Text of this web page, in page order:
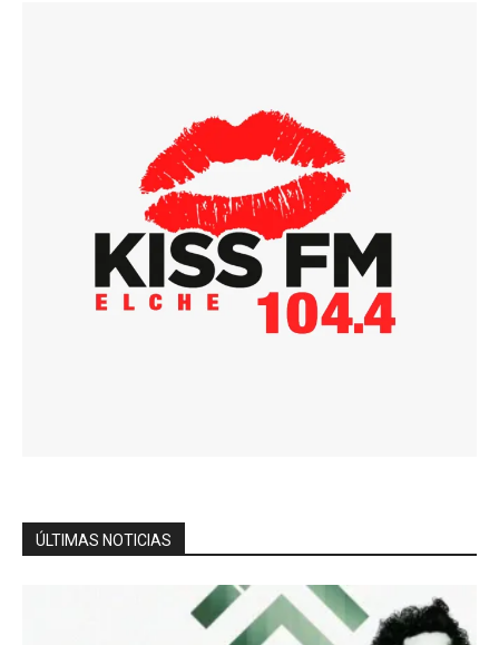
ÚLTIMAS NOTICIAS